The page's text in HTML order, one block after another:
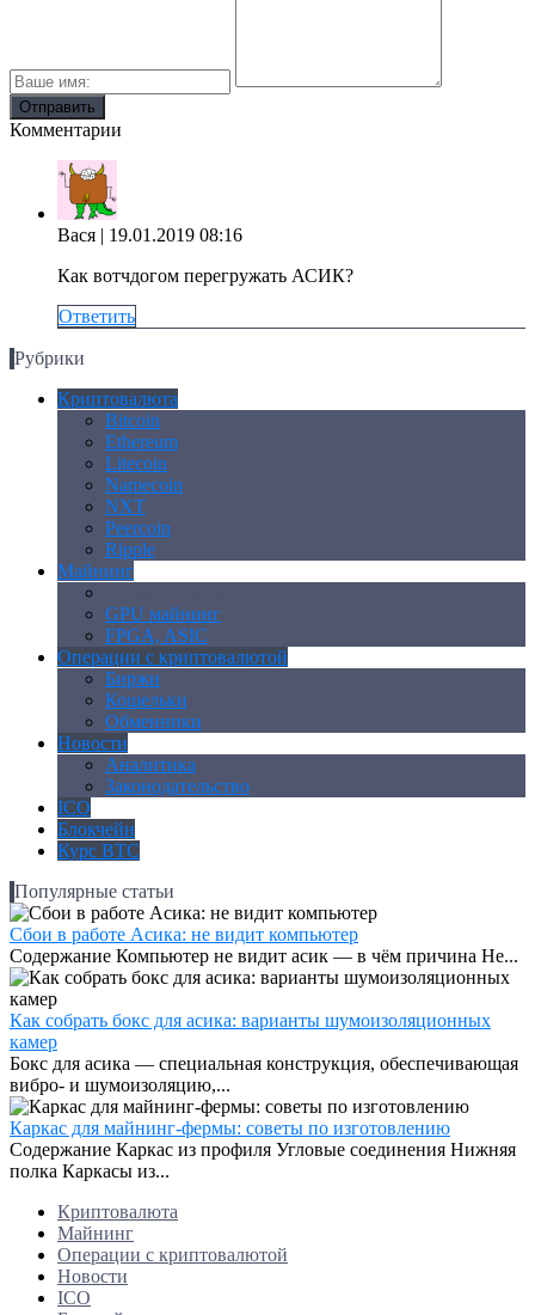
Комментарии
Вася | 19.01.2019 08:16
Как вотчдогом перегружать АСИК?
Ответить
Рубрики
Криптовалюта
Bitcoin
Ethereum
Litecoin
Namecoin
NXT
Peercoin
Ripple
Майнинг
GPU майнинг
FPGA, ASIC
Операции с криптовалютой
Биржи
Кошельки
Обменники
Новости
Аналитика
Законодательство
ICO
Блокчейн
Курс BTC
Популярные статьи
Сбои в работе Асика: не видит компьютер
Содержание Компьютер не видит асик — в чём причина Не...
Как собрать бокс для асика: варианты шумоизоляционных
камер
Бокс для асика — специальная конструкция, обеспечивающая
вибро- и шумоизоляцию,...
Каркас для майнинг-фермы: советы по изготовлению
Содержание Каркас из профиля Угловые соединения Нижняя
полка Каркасы из...
Криптовалюта
Майнинг
Операции с криптовалютой
Новости
ICO